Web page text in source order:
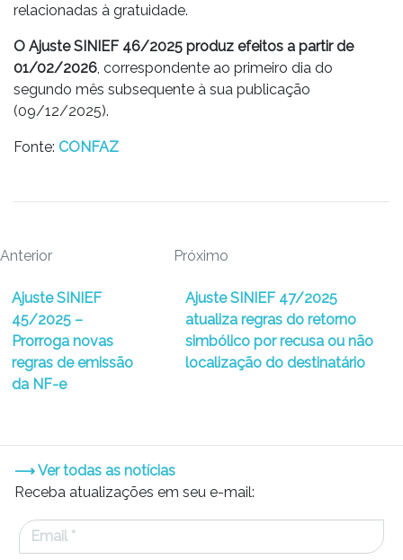
relacionadas à gratuidade.
O Ajuste SINIEF 46/2025 produz efeitos a partir de
01/02/2026, correspondente ao primeiro dia do
segundo mês subsequente à sua publicação
(09/12/2025).
Fonte: CONFAZ
Anterior
Ajuste SINIEF
45/2025 –
Prorroga novas
regras de emissão
da NF-e
Próximo
Ajuste SINIEF 47/2025
atualiza regras do retorno
simbólico por recusa ou não
localização do destinatário
⟶ Ver todas as notícias
Receba atualizações em seu e-mail: